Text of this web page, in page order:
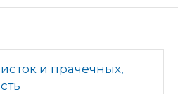
и прачечных,